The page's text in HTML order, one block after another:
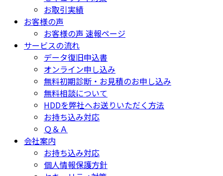
お取引実績
お客様の声
お客様の声 速報ページ
サービスの流れ
データ復旧申込書
オンライン申し込み
無料初期診断・お見積のお申し込み
無料相談について
HDDを弊社へお送りいただく方法
お持ち込み対応
Ｑ＆Ａ
会社案内
お持ち込み対応
個人情報保護方針